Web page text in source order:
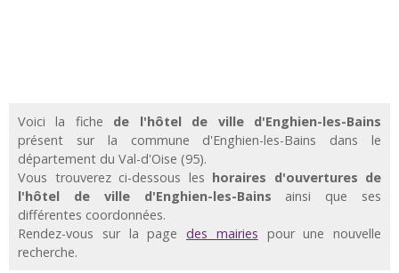
Voici la fiche de l'hôtel de ville d'Enghien-les-Bains
présent sur la commune d'Enghien-les-Bains dans le
département du Val-d'Oise (95).
Vous trouverez ci-dessous les horaires d'ouvertures de
l'hôtel de ville d'Enghien-les-Bains ainsi que ses
différentes coordonnées.
Rendez-vous sur la page des mairies pour une nouvelle
recherche.